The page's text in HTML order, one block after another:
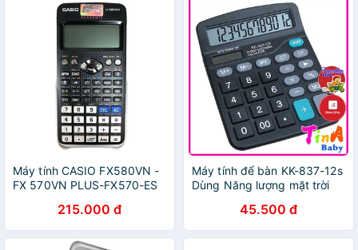
Máy tính CASIO FX580VN -
FX 570VN PLUS-FX570-ES
215.000 đ
Máy tính để bàn KK-837-12s
Dùng Năng lượng mặt trời
45.500 đ